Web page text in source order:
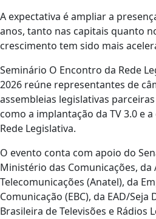
A expectativa é ampliar a
anos, tanto nas capitais quanto
crescimento tem sido mais
Seminário O Encontro da Rede
2026 reúne representantes de
assembleias legislativas
como a implantação da TV 3.0 e
Rede Legislativa.
O evento conta com apoio do
Ministério das Comunicações, da
Telecomunicações (Anatel), da
Comunicação (EBC), da EAD/Seja
Brasileira de Televisões e Rádios